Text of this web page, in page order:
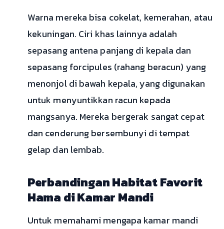
Warna mereka bisa cokelat, kemerahan, atau
kekuningan. Ciri khas lainnya adalah
sepasang antena panjang di kepala dan
sepasang forcipules (rahang beracun) yang
menonjol di bawah kepala, yang digunakan
untuk menyuntikkan racun kepada
mangsanya. Mereka bergerak sangat cepat
dan cenderung bersembunyi di tempat
gelap dan lembab.
Perbandingan Habitat Favorit
Hama di Kamar Mandi
Untuk memahami mengapa kamar mandi